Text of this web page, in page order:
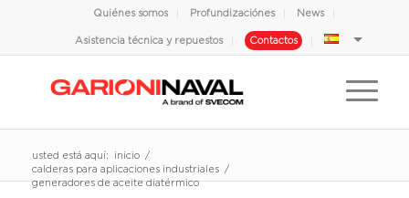
Quiénes somos Profundizaciónes News
Asistencia técnica y repuestos Contactos
usted está aquí: inicio
/
calderas para aplicaciones industriales
/
generadores de aceite diatérmico